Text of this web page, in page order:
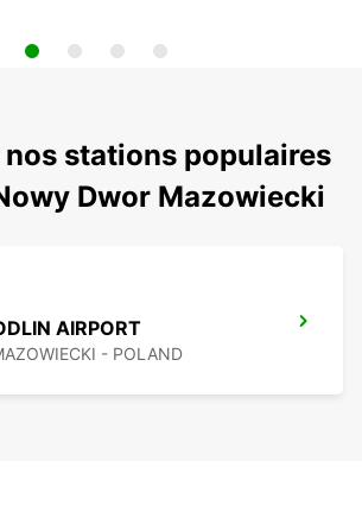
stations populaires
Dwor Mazowiecki
AIRPORT
- POLAND